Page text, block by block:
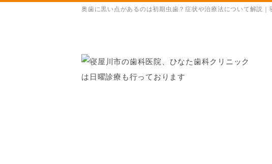
奥歯に黒い点があるのは初期虫歯？症状や治療法について解説